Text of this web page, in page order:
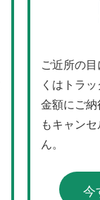
ご近所の
くはトラ
金額にご
もキャン
ん。
今